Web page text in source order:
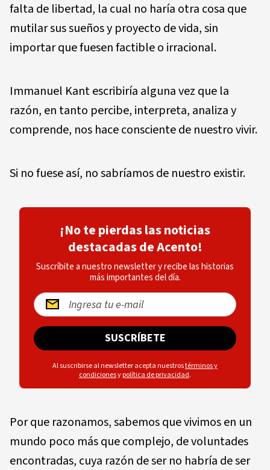
falta de libertad, la cual no haría otra cosa que
mutilar sus sueños y proyecto de vida, sin
importar que fuesen factible o irracional.
Immanuel Kant escribiría alguna vez que la
razón, en tanto percibe, interpreta, analiza y
comprende, nos hace consciente de nuestro vivir.
Si no fuese así, no sabríamos de nuestro existir.
¡No te pierdas las noticias
destacadas de Acento!
Suscríbite a nuestro newsletter y recibe las historias
más importantes del día.
SUSCRÍBETE
Al suscribirse al newsletter acepta nuestrostérminos y
condicionesypolítica de privacidad.
Por que razonamos, sabemos que vivimos en un
mundo poco más que complejo, de voluntades
encontradas, cuya razón de ser no habría de ser